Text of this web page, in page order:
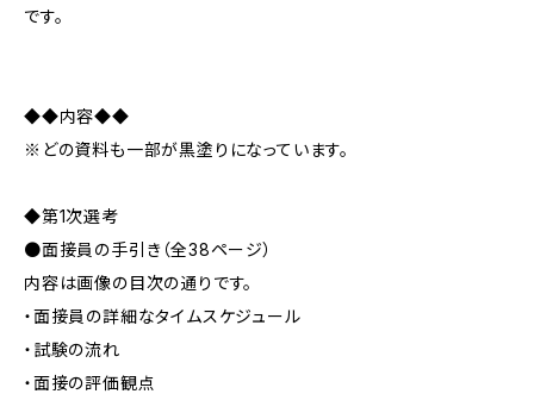
です。
◆◆内容◆◆
※どの資料も一部が黒塗りになっています。
◆第1次選考
●面接員の手引き（全38ページ）
内容は画像の目次の通りです。
・面接員の詳細なタイムスケジュール
・試験の流れ
・面接の評価観点